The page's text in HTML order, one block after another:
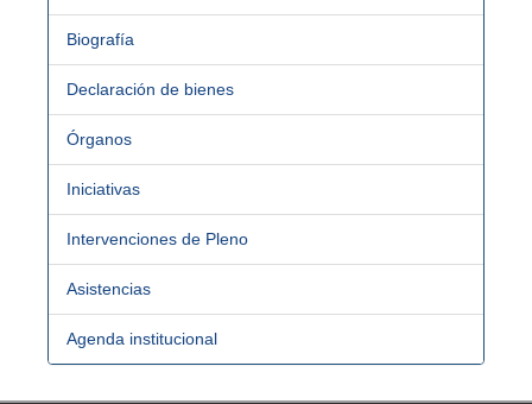
Biografía
Declaración de bienes
Órganos
Iniciativas
Intervenciones de Pleno
Asistencias
Agenda institucional